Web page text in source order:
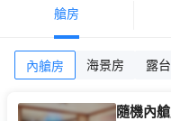
艙房
內艙房 海景房 露
隨機內